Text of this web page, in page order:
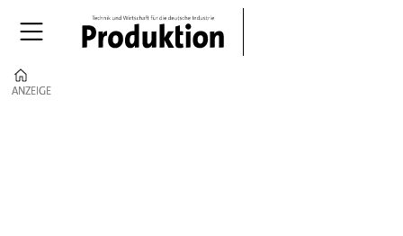
ANZEIGE
ANZEIGE